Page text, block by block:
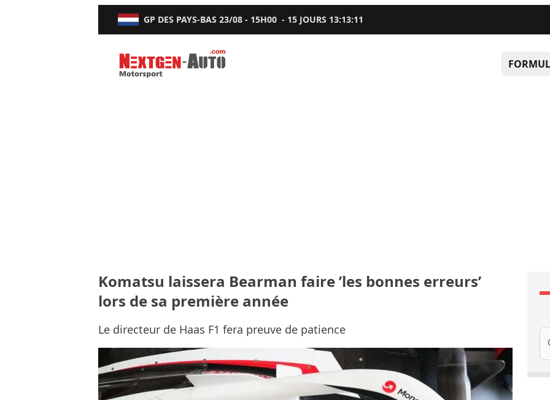
GP DES PAYS-BAS 23/08 - 15H00 - 15 JOURS 13:13:10
Nextgen-Auto.com
Komatsu laissera Bearman faire ’les bonnes erreurs’
lors de sa première année
Le directeur de Haas F1 fera preuve de patience